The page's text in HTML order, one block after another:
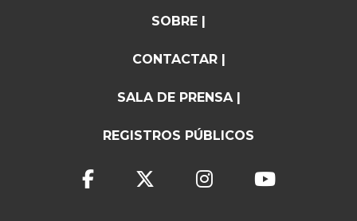
SOBRE |
CONTACTAR |
SALA DE PRENSA |
REGISTROS PÚBLICOS